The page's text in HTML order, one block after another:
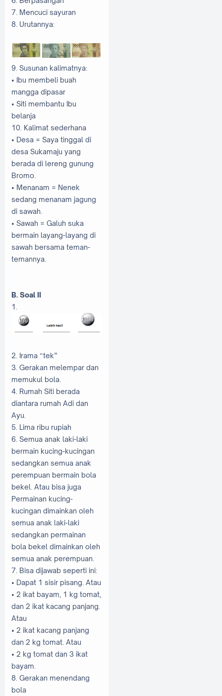
7. Mencuci sayuran
8. Urutannya:
9. Susunan kalimatnya:
• Ibu membeli buah
mangga dipasar
• Siti membantu Ibu
belanja
10. Kalimat sederhana
• Desa = Saya tinggal di
desa Sukamaju yang
berada di lereng gunung
Bromo.
• Menanam = Nenek
sedang menanam jagung
di sawah.
• Sawah = Galuh suka
bermain layang-layang di
sawah bersama teman-
temannya.
B. Soal II
1.
2. Irama “tek”
3. Gerakan melempar dan
memukul bola.
4. Rumah Siti berada
diantara rumah Adi dan
Ayu.
5. Lima ribu rupiah
6. Semua anak laki-laki
bermain kucing-kucingan
sedangkan semua anak
perempuan bermain bola
bekel. Atau bisa juga
Permainan kucing-
kucingan dimainkan oleh
semua anak laki-laki
sedangkan permainan
bola bekel dimainkan oleh
semua anak perempuan.
7. Bisa dijawab seperti ini:
• Dapat 1 sisir pisang. Atau
• 2 ikat bayam, 1 kg tomat,
dan 2 ikat kacang panjang.
Atau
• 2 ikat kacang panjang
dan 2 kg tomat. Atau
• 2 kg tomat dan 3 ikat
bayam.
8. Gerakan menendang
bola